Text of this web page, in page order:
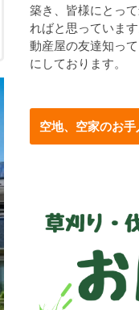
築き、皆様にとっ
ればと思っていま
動産屋の友達知っ
にしております。
空地、空家のお手